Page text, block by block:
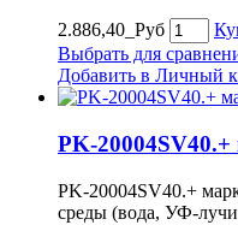
2.886,40_Руб
Выбрать для
Добавить в Личный
PK-
PK-20004SV40.+
среды (вода, УФ-